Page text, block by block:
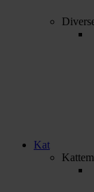
Kat